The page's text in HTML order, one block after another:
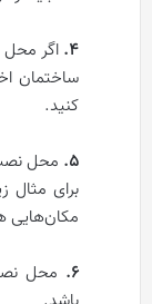
۴. اگر محل
ساختمان
کنید.
۵. محل
برای مثال
مکان‌هایی
۶.
محل